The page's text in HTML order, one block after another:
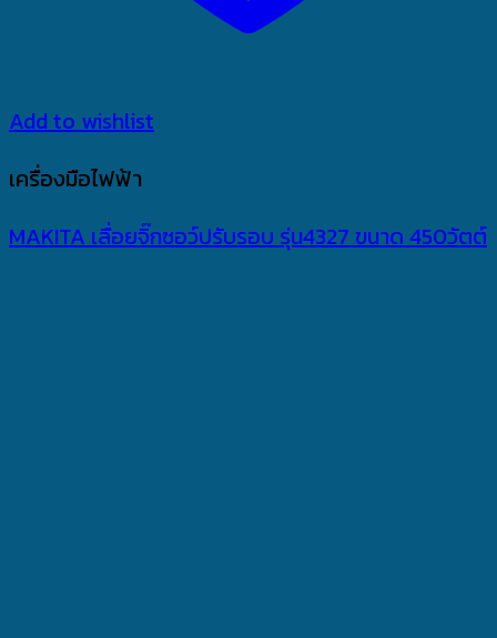
Add to wishlist
เครื่องมือไฟฟ้า
MAKITA เลื่อยจิ๊กซอว์ปรับรอบ รุ่น4327 ขนาด 450วัตต์